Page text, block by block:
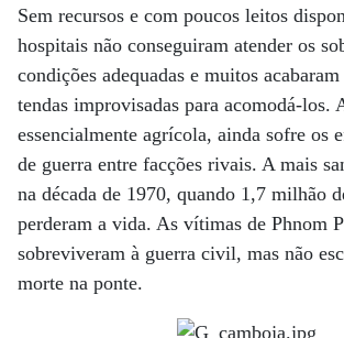
Sem recursos e com poucos leitos
hospitais não conseguiram atender os
condições adequadas e muitos
tendas improvisadas para acomodá-los.
essencialmente agrícola, ainda sofre os
de guerra entre facções rivais. A mais
na década de 1970, quando 1,7 milhão
perderam a vida. As vítimas de Phnom
sobreviveram à guerra civil, mas não
morte na ponte.